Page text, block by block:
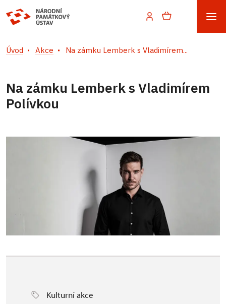
Úvod Akce Na zámku Lemberk s Vladimírem...
Na zámku Lemberk s Vladimírem
Polívkou
Kulturní akce